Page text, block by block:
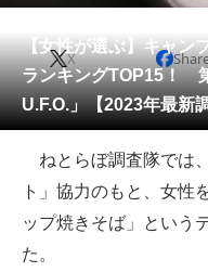
会員記事
メディア
注目記事を集めた総合ペ
ITの今と未来を見通す
スマホと通信の最新トレ
【女性が選ぶ】キャン
ランキングTOP15！
U.F.O.」【2023年最新
X
ねとらぼ調査隊では
ト」協力のもと、女性
ップ焼きそば」という
た。